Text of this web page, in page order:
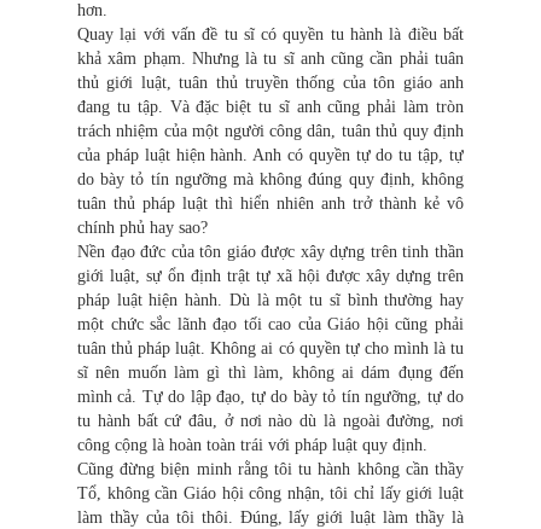
hơn.
Quay lại với vấn đề tu sĩ có quyền tu hành là điều bất
khả xâm phạm. Nhưng là tu sĩ anh cũng cần phải tuân
thủ giới luật, tuân thủ truyền thống của tôn giáo anh
đang tu tập. Và đặc biệt tu sĩ anh cũng phải làm tròn
trách nhiệm của một người công dân, tuân thủ quy định
của pháp luật hiện hành. Anh có quyền tự do tu tập, tự
do bày tỏ tín ngưỡng mà không đúng quy định, không
tuân thủ pháp luật thì hiển nhiên anh trở thành kẻ vô
chính phủ hay sao?
Nền đạo đức của tôn giáo được xây dựng trên tinh thần
giới luật, sự ổn định trật tự xã hội được xây dựng trên
pháp luật hiện hành. Dù là một tu sĩ bình thường hay
một chức sắc lãnh đạo tối cao của Giáo hội cũng phải
tuân thủ pháp luật. Không ai có quyền tự cho mình là tu
sĩ nên muốn làm gì thì làm, không ai dám đụng đến
mình cả. Tự do lập đạo, tự do bày tỏ tín ngưỡng, tự do
tu hành bất cứ đâu, ở nơi nào dù là ngoài đường, nơi
công cộng là hoàn toàn trái với pháp luật quy định.
Cũng đừng biện minh rằng tôi tu hành không cần thầy
Tổ, không cần Giáo hội công nhận, tôi chỉ lấy giới luật
làm thầy của tôi thôi. Đúng, lấy giới luật làm thầy là